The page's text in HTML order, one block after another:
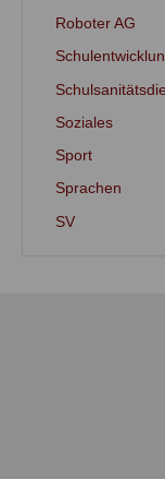
Roboter AG
Soziales
Sport
Sprachen
SV